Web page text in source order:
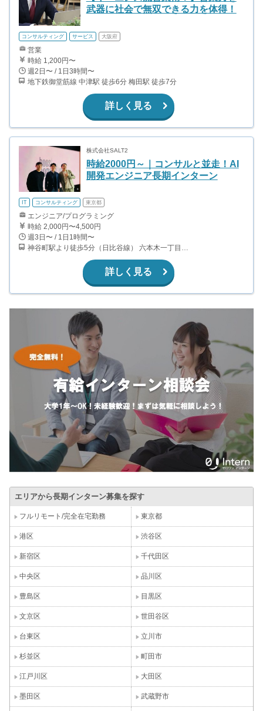
武器に社会で無双できる力を体得！
コンサルティング サービス 大阪府
営業
時給 1,200円〜
週2日〜 / 1日3時間〜
地下鉄御堂筋線 中津駅 徒歩6分 梅田駅 徒歩7分
詳しく見る
株式会社SALT2
時給2000円～｜コンサルと並走！AI
開発エンジニア長期インターン
IT コンサルティング 東京都
エンジニア/プログラミング
時給 2,000円〜4,500円
週3日〜 / 1日1時間〜
神谷町駅より徒歩5分（日比谷線） 六本木一丁目駅から徒歩10分（都営大江戸線）
詳しく見る
エリアから長期インターン募集を探す
フルリモート/完全在宅勤務 東京都
港区 渋谷区
新宿区 千代田区
中央区 品川区
豊島区 目黒区
文京区 世田谷区
台東区 立川市
杉並区 町田市
江戸川区 大田区
墨田区 武蔵野市